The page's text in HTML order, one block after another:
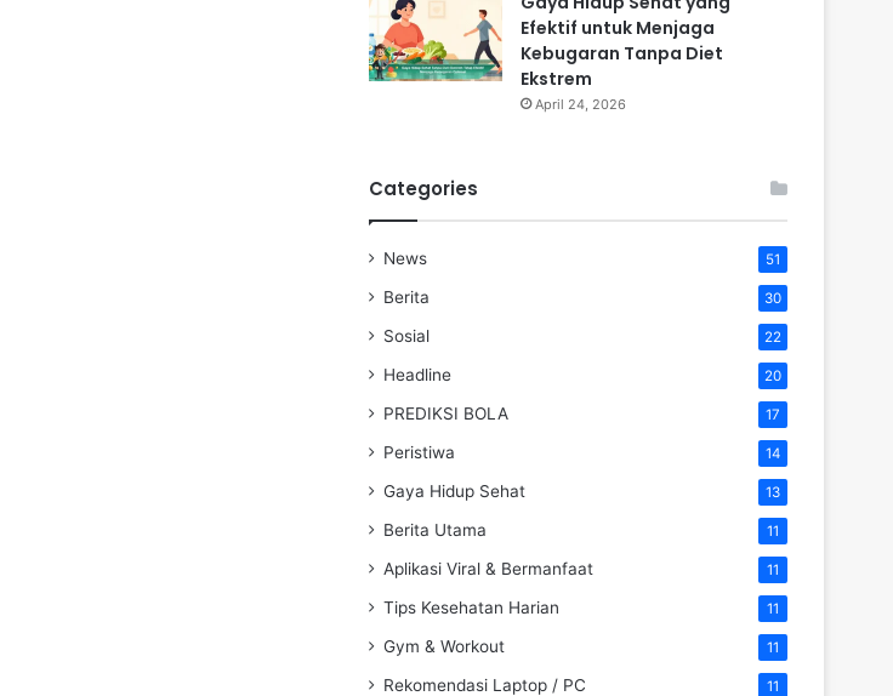
Efektif untuk Menjaga
Kebugaran Tanpa Diet
Ekstrem
April 24, 2026
Categories
News 51
Berita 30
Sosial 22
Headline 20
PREDIKSI BOLA 17
Peristiwa 14
Gaya Hidup Sehat 13
Berita Utama 11
Aplikasi Viral & Bermanfaat 11
Tips Kesehatan Harian 11
Gym & Workout 11
Rekomendasi Laptop / PC 11